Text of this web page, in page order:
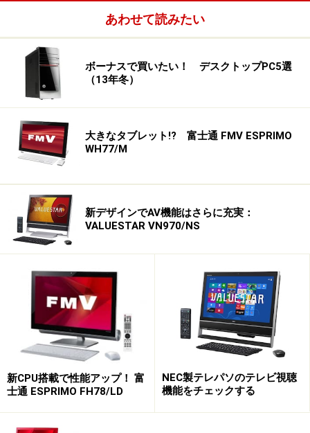
あわせて読みたい
ボーナスで買いたい！ デスクトップPC5選
（13年冬）
大きなタブレット!? 富士通 FMV ESPRIMO
WH77/M
新デザインでAV機能はさらに充実：
VALUESTAR VN970/NS
新CPU搭載で性能アップ！ 富
士通 ESPRIMO FH78/LD
NEC製テレパソのテレビ視聴
機能をチェックする